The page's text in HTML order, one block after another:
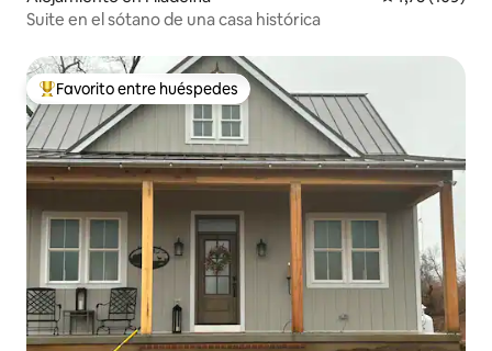
Suite en el sótano de una casa histórica
Favorito entre los huéspedes más destacados
Favorito entre huéspedes